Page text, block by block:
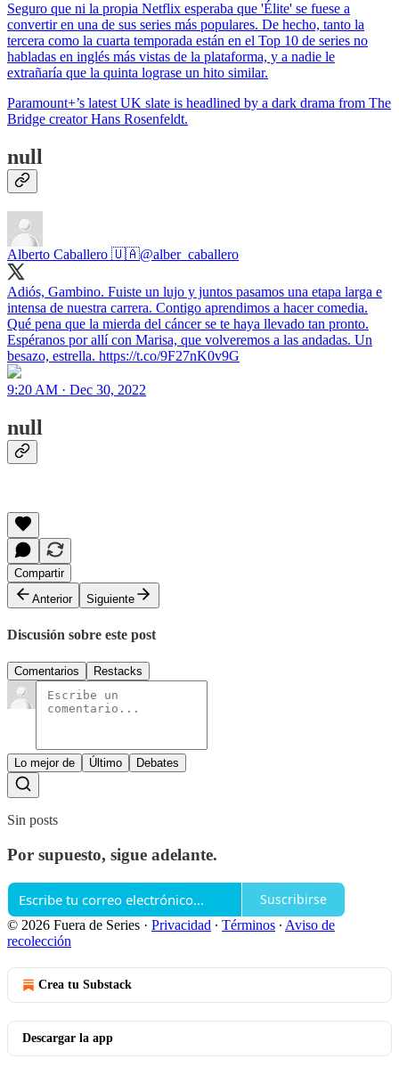
Seguro que ni la propia Netflix esperaba que 'Élite' se fuese a
convertir en una de sus series más populares. De hecho, tanto la
tercera como la cuarta temporada están en el Top 10 de series no
habladas en inglés más vistas de la plataforma, y a nadie le
extrañaría que la quinta lograse un hito similar.
Paramount+’s latest UK slate is headlined by a dark drama from The
Bridge creator Hans Rosenfeldt.
null
Alberto Caballero 🇺🇦@alber_caballero
Adiós, Gambino. Fuiste un lujo y juntos pasamos una etapa larga e
intensa de nuestra carrera. Contigo aprendimos a hacer comedia.
Qué pena que la mierda del cáncer se te haya llevado tan pronto.
Espéranos por allí con Marisa, que volveremos a las andadas. Un
besazo, estrella. https://t.co/9F27nK0v9G
9:20 AM · Dec 30, 2022
null
Compartir
Anterior
Siguiente
Discusión sobre este post
Comentarios Restacks
Lo mejor de Último Debates
Sin posts
Por supuesto, sigue adelante.
Suscribirse
© 2026 Fuera de Series · Privacidad ∙ Términos ∙ Aviso de
recolección
Crea tu Substack
Descargar la app